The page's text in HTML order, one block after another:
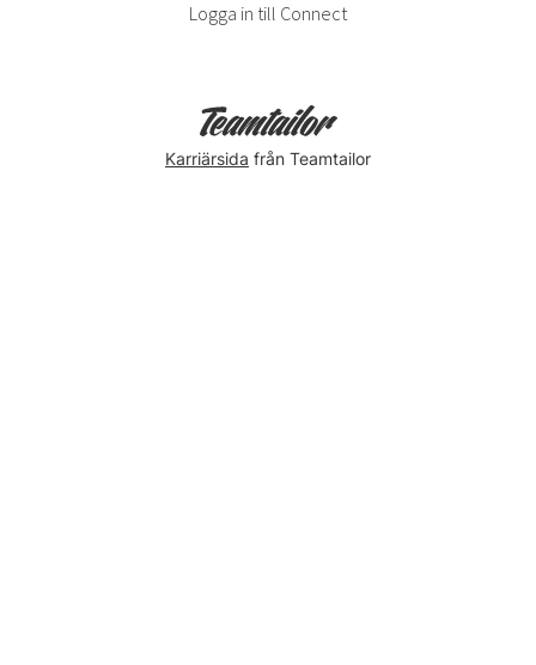
Logga in till Connect
Karriärsida från Teamtailor